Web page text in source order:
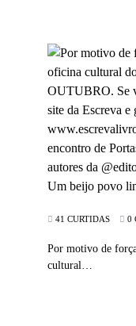
41 CURTIDAS 0
Por motivo de
cultural…